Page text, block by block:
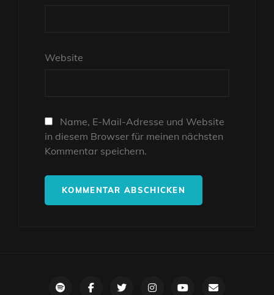
Website
Name, E-Mail-Adresse und Website
in diesem Browser für meinen nächsten
Kommentar speichern.
SpotifyFacebookTwitterInstagramYoutubeE-